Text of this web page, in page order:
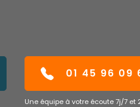
01 45 96 09
Une équipe à votre écoute 7j/7 et